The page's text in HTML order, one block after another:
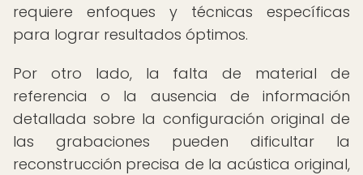
requiere enfoques y técnicas específicas
para lograr resultados óptimos.
Por otro lado, la falta de material de
referencia o la ausencia de información
detallada sobre la configuración original de
las grabaciones pueden dificultar la
reconstrucción precisa de la acústica original,